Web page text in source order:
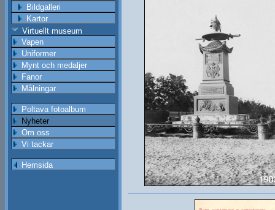
Bildgalleri
Kartor
Virtuellt museum
Vapen
Uniformer
Mynt och medaljer
Fanor
Målningar
Poltava fotoalbum
Nyheter
Om oss
Vi tackar
Hemsida